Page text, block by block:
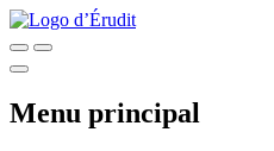
Menu principal